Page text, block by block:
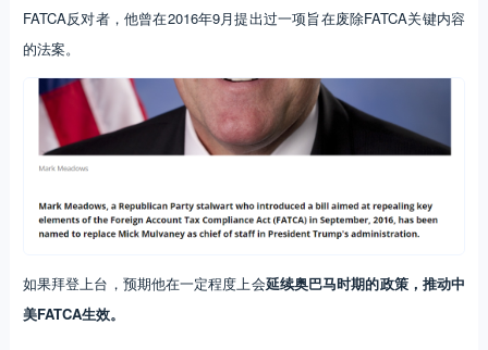
FATCA反对者，他曾在2016年9月提出过一项旨在废除FATCA关键内容
的法案。
如果拜登上台，预期他在一定程度上会延续奥巴马时期的政策，推动中
美FATCA生效。